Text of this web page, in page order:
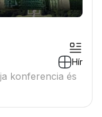
Hír
konferencia és